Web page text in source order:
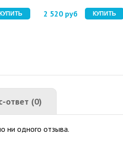
2 520 руб
ответ (0)
ни одного отзыва.